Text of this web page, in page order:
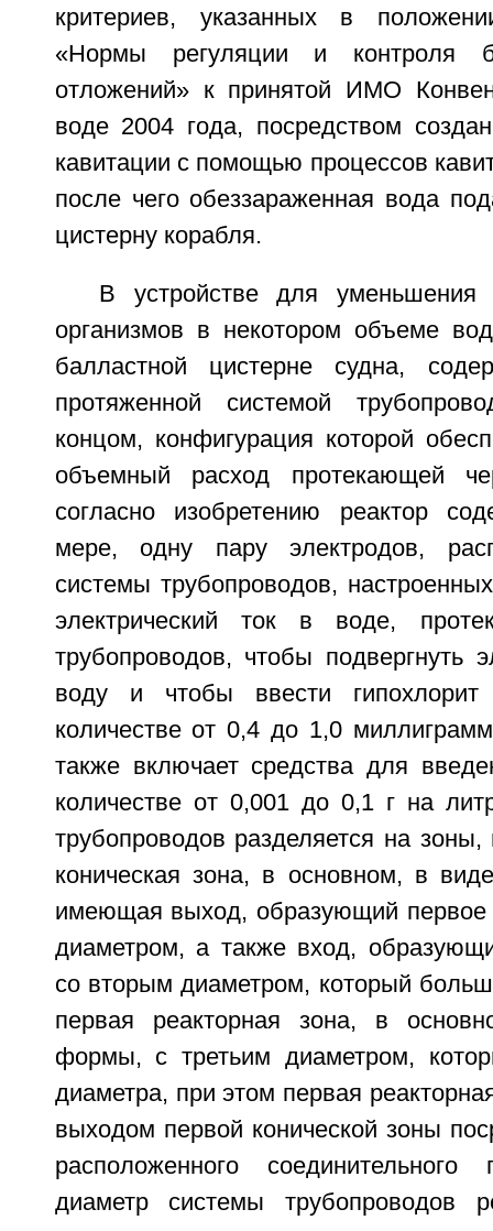
критериев, указанных в
«Нормы регуляции и контроля
отложений» к принятой ИМО
воде 2004 года, посредством
кавитации с помощью процессов
после чего обеззараженная вода
цистерну корабля.
В устройстве для уменьшения
организмов в некотором объеме
балластной цистерне судна,
протяженной системой
концом, конфигурация которой
объемный расход протекающей
согласно изобретению реактор
мере, одну пару электродов,
системы трубопроводов,
электрический ток в воде,
трубопроводов, чтобы подвергнуть
воду и чтобы ввести
количестве от 0,4 до 1,0
также включает средства для
количестве от 0,001 до 0,1 г на
трубопроводов разделяется на
коническая зона, в основном, в
имеющая выход, образующий первое
диаметром, а также вход,
со вторым диаметром, который
первая реакторная зона, в
формы, с третьим диаметром,
диаметра, при этом первая
выходом первой конической зоны
расположенного
диаметр системы трубопроводов